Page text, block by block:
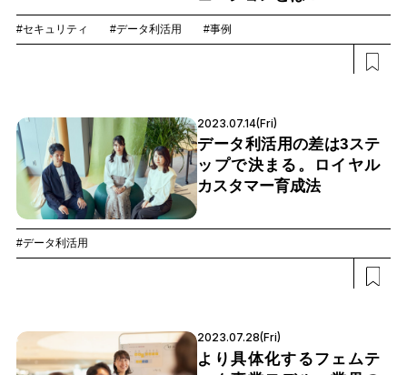
#セキュリティ #データ利活用 #事例
2023.07.14(Fri)
データ利活用の差は3ステ
ップで決まる。ロイヤル
カスタマー育成法
#データ利活用
2023.07.28(Fri)
より具体化するフェムテ